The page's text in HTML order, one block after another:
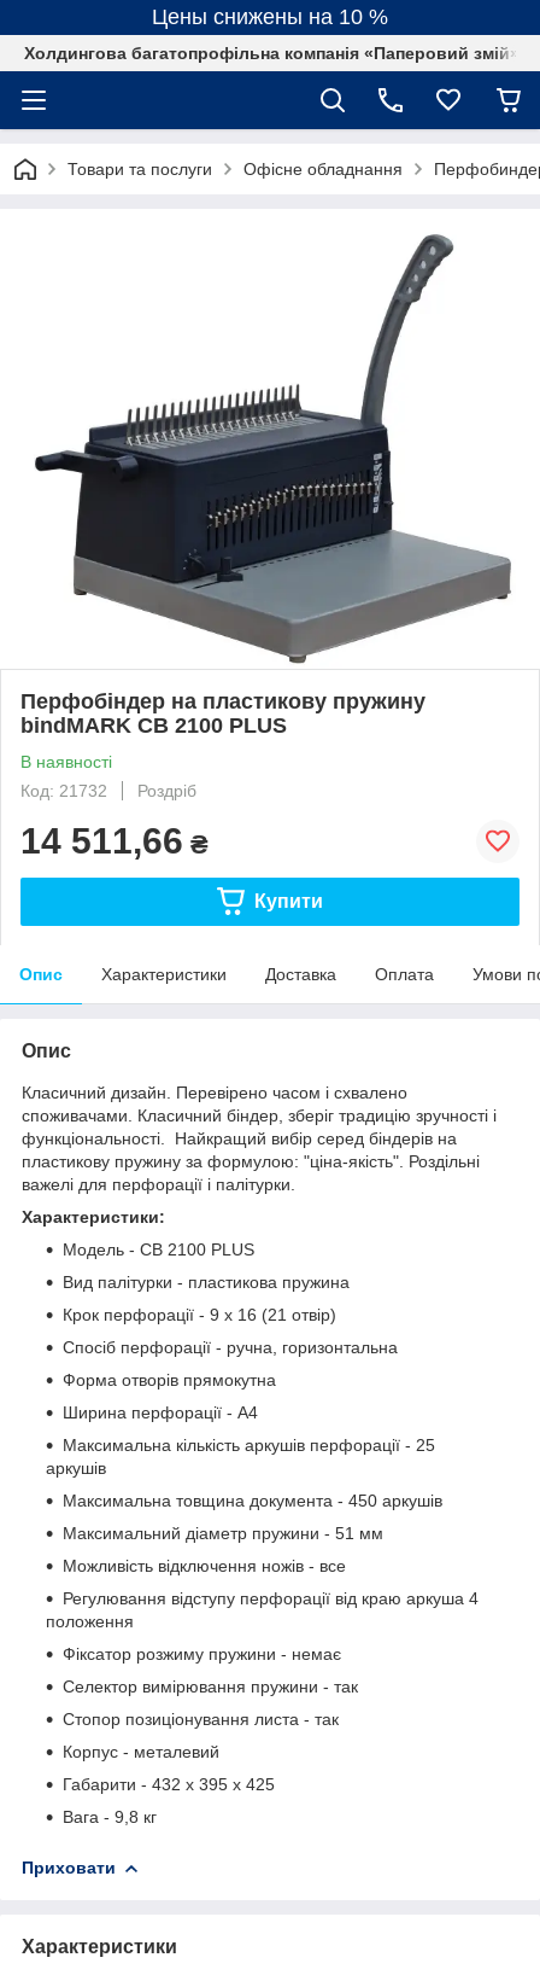
Цены снижены на 10 %
Холдингова багатопрофільна компанія «Паперовий змій»
Товари та послуги Офісне обладнання
Перфобіндер на пластикову пружину
bindMARK CB 2100 PLUS
В наявності
Код: 21732
Роздріб
14 511,66 ₴
Купити
Опис Характеристики Доставка Оплата Умови
Опис
Класичний дизайн. Перевірено часом і схвалено
споживачами. Класичний біндер, зберіг традицію зручності і
функціональності. Найкращий вибір серед біндерів на
пластикову пружину за формулою: "ціна-якість". Роздільні
важелі для перфорації і палітурки.
Характеристики:
Модель - CB 2100 PLUS
Вид палітурки - пластикова пружина
Крок перфорації - 9 х 16 (21 отвір)
Спосіб перфорації - ручна, горизонтальна
Форма отворів прямокутна
Ширина перфорації - А4
Максимальна кількість аркушів перфорації - 25
аркушів
Максимальна товщина документа - 450 аркушів
Максимальний діаметр пружини - 51 мм
Можливість відключення ножів - все
Регулювання відступу перфорації від краю аркуша 4
положення
Фіксатор розжиму пружини - немає
Селектор вимірювання пружини - так
Стопор позиціонування листа - так
Корпус - металевий
Габарити - 432 x 395 x 425
Вага - 9,8 кг
Приховати
Характеристики